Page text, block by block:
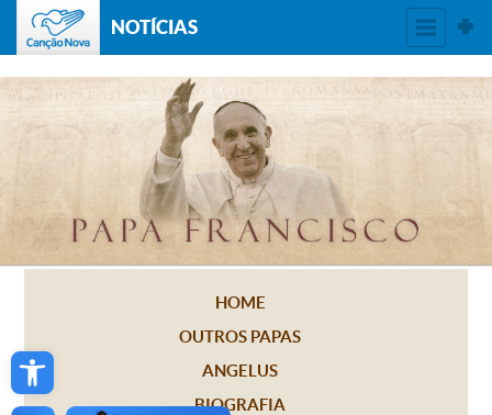
Open toolbar
NOTÍCIAS
HOME
OUTROS PAPAS
ANGELUS
BIOGRAFIA